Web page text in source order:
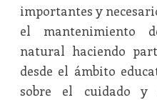
importantes y
el mantenimiento
natural haciendo
desde el ámbito
sobre el cuidado y